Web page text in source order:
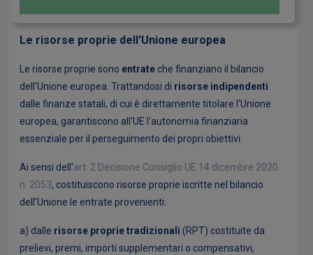
Le risorse proprie dell'Unione europea
Le risorse proprie sono entrate che finanziano il bilancio
dell'Unione europea. Trattandosi di risorse indipendenti
dalle finanze statali, di cui è direttamente titolare l'Unione
europea, garantiscono all'UE l'autonomia finanziaria
essenziale per il perseguimento dei propri obiettivi.
Ai sensi dell'art. 2 Decisione Consiglio UE 14 dicembre 2020
n. 2053, costituiscono risorse proprie iscritte nel bilancio
dell'Unione le entrate provenienti:
a) dalle risorse proprie tradizionali (RPT) costituite da
prelievi, premi, importi supplementari o compensativi,